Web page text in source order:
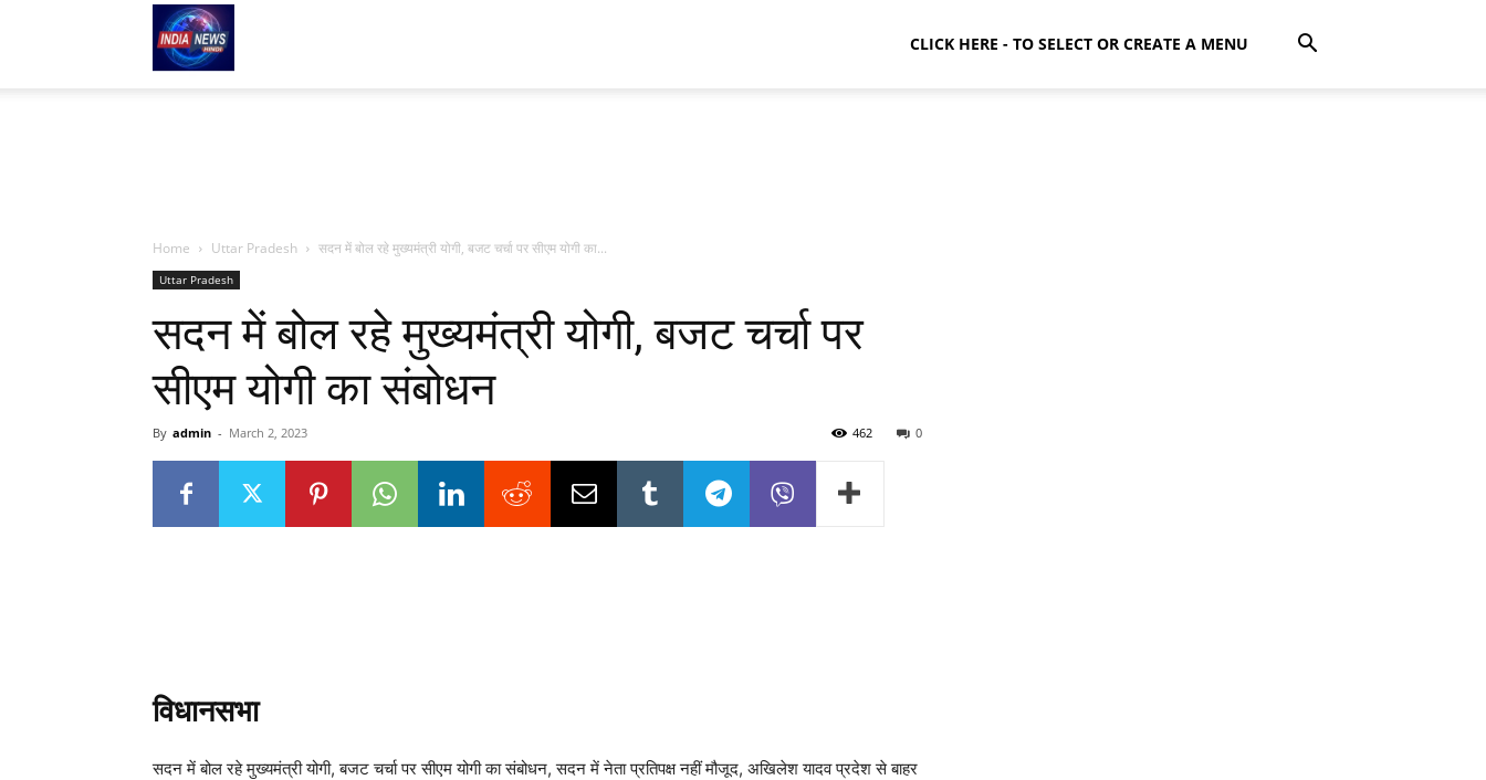
CLICK HERE - TO SELECT OR CREATE A MENU
Home Uttar Pradesh सदन में बोल रहे मुख्यमंत्री योगी, बजट चर्चा पर सीएम योगी का...
Uttar Pradesh
सदन में बोल रहे मुख्यमंत्री योगी, बजट चर्चा पर
सीएम योगी का संबोधन
By admin - March 2, 2023 0
462
विधानसभा
सदन में बोल रहे मुख्यमंत्री योगी, बजट चर्चा पर सीएम योगी का संबोधन, सदन में नेता प्रतिपक्ष नहीं मौजूद, अखिलेश यादव प्रदेश से बाहर